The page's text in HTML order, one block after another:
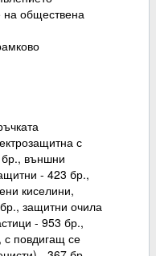
на обществена
с
бр., външни
- 423 бр.,
киселини,
защитни очила
- 953 бр.,
с повдигащ се